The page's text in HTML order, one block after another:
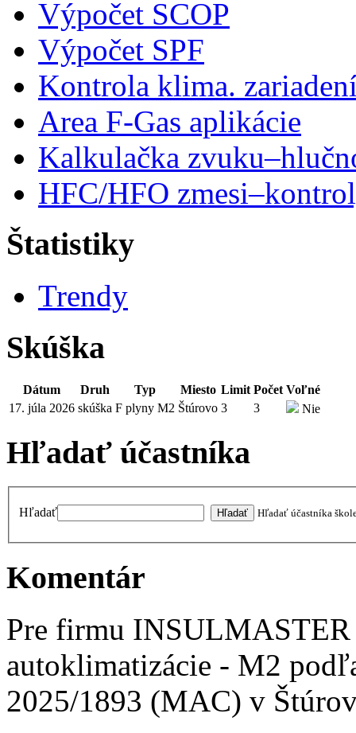
Výpočet SCOP
Výpočet SPF
Kontrola klima.
Area F-Gas aplikácie
Kalkulačka
HFC/HFO
Štatistiky
Trendy
Skúška
Dátum Druh Typ Miesto Limit Počet Voľné
17. júla 2026 skúška F plyny M2 Štúrovo 3 3 Nie
Hľadať účastníka
Hľadať Hľadať účastníka
Komentár
Pre firmu
autoklimatizácie - M2
2025/1893 (MAC) v